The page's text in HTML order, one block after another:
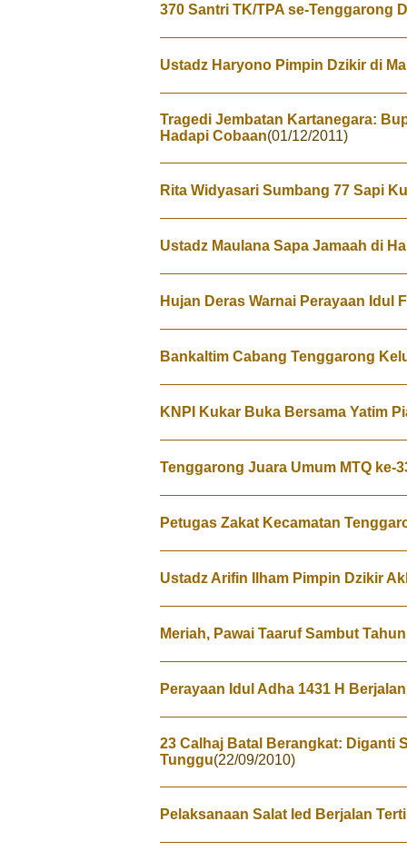
370 Santri TK/TPA se-Tenggarong
Ustadz Haryono Pimpin Dzikir di
Tragedi Jembatan Kartanegara:
Hadapi Cobaan(01/12/2011)
Rita Widyasari Sumbang 77 Sapi
Ustadz Maulana Sapa Jamaah di
Hujan Deras Warnai Perayaan Idul
Bankaltim Cabang Tenggarong
KNPI Kukar Buka Bersama Yatim
Tenggarong Juara Umum MTQ ke-
Petugas Zakat Kecamatan
Ustadz Arifin Ilham Pimpin Dzikir
Meriah, Pawai Taaruf Sambut
Perayaan Idul Adha 1431 H
23 Calhaj Batal Berangkat: Diganti
Tunggu(22/09/2010)
Pelaksanaan Salat Ied Berjalan